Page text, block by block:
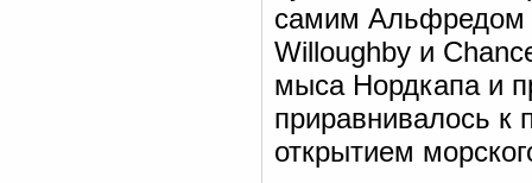
самим Альфредом
Willoughby и
мыса Нордкапа и
приравнивалось к
открытием